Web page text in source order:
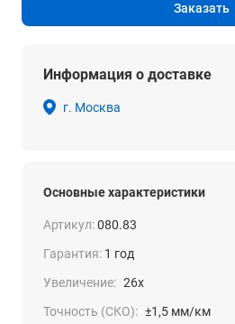
Заказать
Информация о доставке
г. Москва
Основные характеристики
Артикул:080.83
Гарантия: 1 год
Увеличение: 26x
Точность (СКО): ±1,5 мм/км